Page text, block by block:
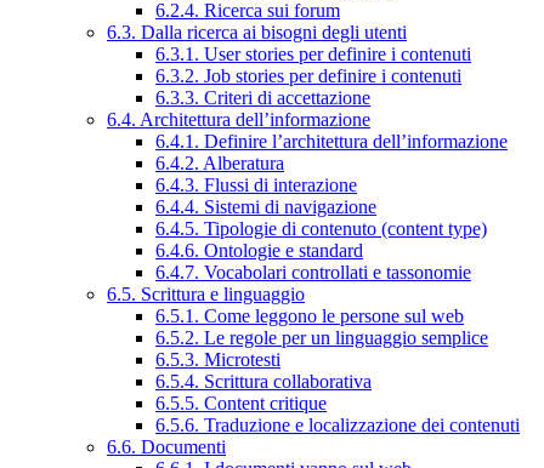
6.2.4. Ricerca sui forum
6.3. Dalla ricerca ai bisogni degli utenti
6.3.1. User stories per definire i contenuti
6.3.2. Job stories per definire i contenuti
6.3.3. Criteri di accettazione
6.4. Architettura dell’informazione
6.4.1. Definire l’architettura dell’informazione
6.4.2. Alberatura
6.4.3. Flussi di interazione
6.4.4. Sistemi di navigazione
6.4.5. Tipologie di contenuto (content type)
6.4.6. Ontologie e standard
6.4.7. Vocabolari controllati e tassonomie
6.5. Scrittura e linguaggio
6.5.1. Come leggono le persone sul web
6.5.2. Le regole per un linguaggio semplice
6.5.3. Microtesti
6.5.4. Scrittura collaborativa
6.5.5. Content critique
6.5.6. Traduzione e localizzazione dei contenuti
6.6. Documenti